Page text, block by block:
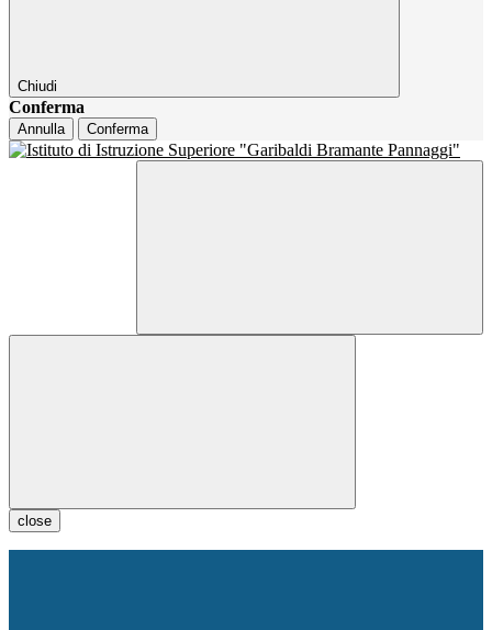
Chiudi
Conferma
Annulla Conferma
close